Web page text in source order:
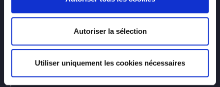
Autoriser la sélection
Utiliser uniquement les cookies nécessaires